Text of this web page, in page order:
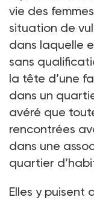
vie des
situation de
dans laquelle
sans
la tête d’une
dans un
avéré que
rencontrées
dans une
quartier
Elles y puisent